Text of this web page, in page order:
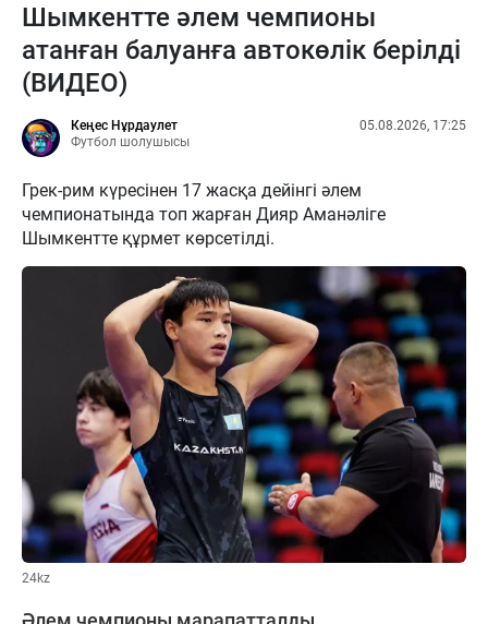
Шымкентте әлем чемпионы
атанған балуанға автокөлік берілді
(ВИДЕО)
Кеңес Нұрдаулет
Футбол шолушысы
05.08.2026, 17:25
Грек-рим күресінен 17 жасқа дейінгі әлем
чемпионатында топ жарған Дияр Аманәліге
Шымкентте құрмет көрсетілді.
24kz